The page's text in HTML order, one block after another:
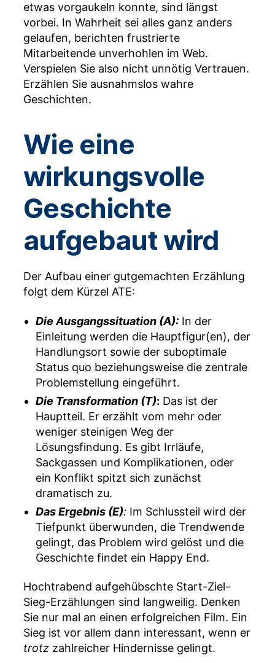
etwas vorgaukeln konnte, sind längst
vorbei. In Wahrheit sei alles ganz anders
gelaufen, berichten frustrierte
Mitarbeitende unverhohlen im Web.
Verspielen Sie also nicht unnötig Vertrauen.
Erzählen Sie ausnahmslos wahre
Geschichten.
Wie eine
wirkungsvolle
Geschichte
aufgebaut wird
Der Aufbau einer gutgemachten Erzählung
folgt dem Kürzel ATE:
Die Ausgangssituation (A): In der
Einleitung werden die Hauptfigur(en), der
Handlungsort sowie der suboptimale
Status quo beziehungsweise die zentrale
Problemstellung eingeführt.
Die Transformation (T): Das ist der
Hauptteil. Er erzählt vom mehr oder
weniger steinigen Weg der
Lösungsfindung. Es gibt Irrläufe,
Sackgassen und Komplikationen, oder
ein Konflikt spitzt sich zunächst
dramatisch zu.
Das Ergebnis (E): Im Schlussteil wird der
Tiefpunkt überwunden, die Trendwende
gelingt, das Problem wird gelöst und die
Geschichte findet ein Happy End.
Hochtrabend aufgehübschte Start-Ziel-
Sieg-Erzählungen sind langweilig. Denken
Sie nur mal an einen erfolgreichen Film. Ein
Sieg ist vor allem dann interessant, wenn er
trotz zahlreicher Hindernisse gelingt.